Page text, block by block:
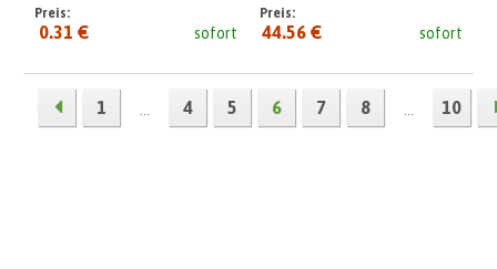
sofort
Preis:
0.31 € sofort
Preis:
44.56 €
1 ... 4 5 6 7 8 ... 10